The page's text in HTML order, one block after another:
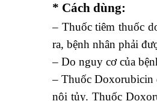
* Cách dùng:
– Thuốc tiêm thuốc
ra, bệnh nhân phải
– Do nguy cơ của
– Thuốc Doxorubicin
nội tủy. Thuốc